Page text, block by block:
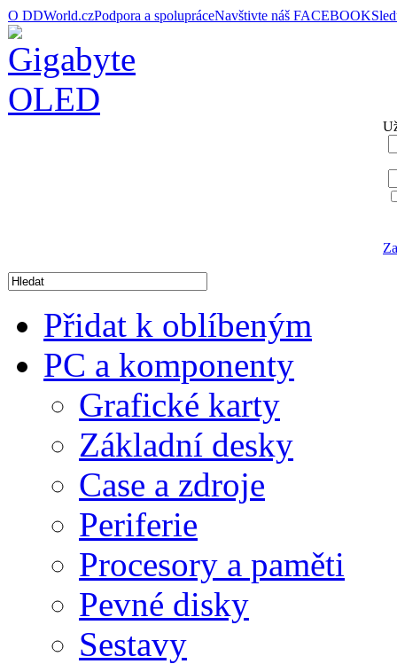
O DDWorld.czPodpora a spolupráceNavštivte náš FACEBOOK
Přidat k oblíbeným
PC a komponenty
Grafické karty
Základní desky
Case a zdroje
Periferie
Procesory a paměti
Pevné disky
Sestavy